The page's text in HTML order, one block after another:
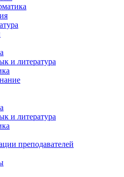
и литература
и литература
преподавателей